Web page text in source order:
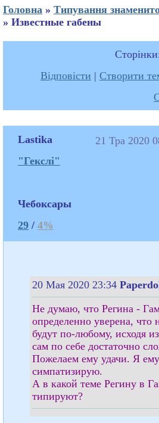
Головна » Типування
» Известные габены
Відповісти | Створити
Lastika
"Гекслі"
Чебоксары
29 / 4%
21 Тра 2020
20 Мая 2020 23:34
Не думаю, что Регина -
определенно уверена,
будут по-любому, исходя
сам по себе достаточно
Пожелаем ему удачи. Я
симпатизирую.
А в какой теме Регину в
типируют?